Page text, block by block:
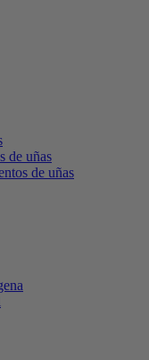
de uñas
de uñas